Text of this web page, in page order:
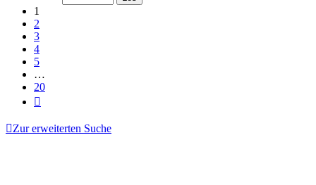
1
2
3
4
5
…
20
Zur erweiterten Suche